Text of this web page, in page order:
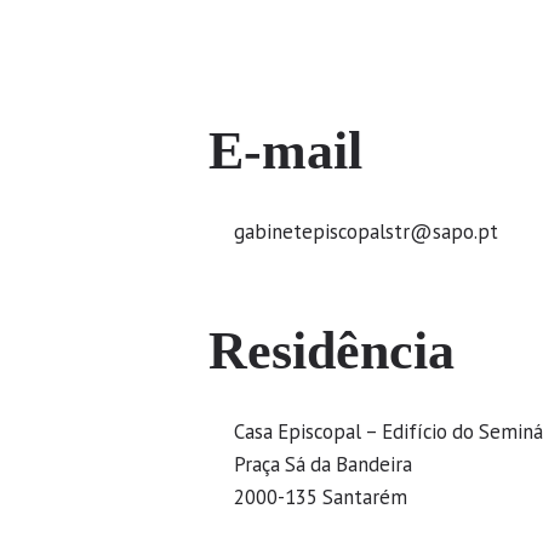
E-mail
gabinetepiscopalstr@sapo.pt
Residência
Casa Episcopal – Edifício do
Praça Sá da Bandeira
2000-135 Santarém